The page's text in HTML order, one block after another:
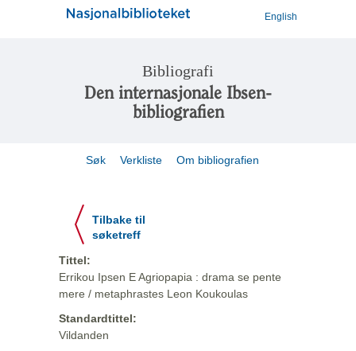
English
Bibliografi
Den internasjonale Ibsen-
bibliografien
Søk Verkliste Om bibliografien
Tilbake til
søketreff
Tittel:
Errikou Ipsen E Agriopapia : drama se pente
mere / metaphrastes Leon Koukoulas
Standardtittel:
Vildanden